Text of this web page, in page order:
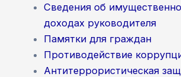
Сведения об
доходах руководителя
Памятки для граждан
Противодействие
Антитеррористическая